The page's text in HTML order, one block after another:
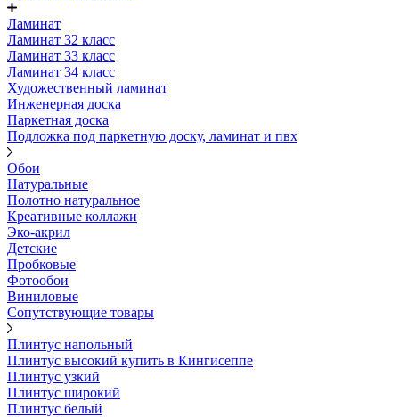
Ламинат
Ламинат 32 класс
Ламинат 33 класс
Ламинат 34 класс
Художественный ламинат
Инженерная доска
Паркетная доска
Подложка под паркетную доску, ламинат и пвх
Обои
Натуральные
Полотно натуральное
Креативные коллажи
Эко-акрил
Детские
Пробковые
Фотообои
Виниловые
Сопутствующие товары
Плинтус напольный
Плинтус высокий купить в Кингисеппе
Плинтус узкий
Плинтус широкий
Плинтус белый